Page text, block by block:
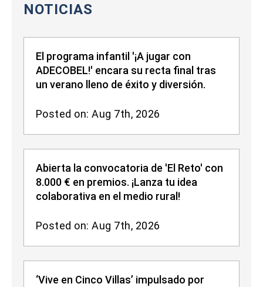
NOTICIAS
El programa infantil '¡A jugar con
ADECOBEL!' encara su recta final tras
un verano lleno de éxito y diversión.
Posted on: Aug 7th, 2026
Abierta la convocatoria de 'El Reto' con
8.000 € en premios. ¡Lanza tu idea
colaborativa en el medio rural!
Posted on: Aug 7th, 2026
‘Vive en Cinco Villas’ impulsado por